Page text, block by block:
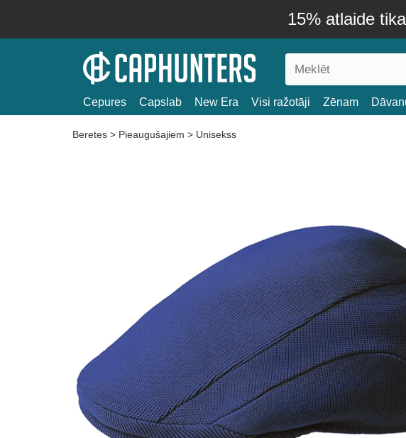
15% atlaide
Cepures Capslab New Era Visi ražotāji Zēnam
Beretes > Pieaugušajiem > Unisekss